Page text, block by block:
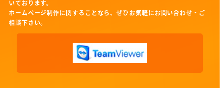
いております。
ホームページ制作に関することなら、ぜひお気軽にお問い合わせ・ご
相談下さい。